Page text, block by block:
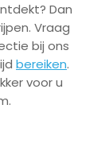
Dan
Vraag
bij ons
bereiken.
voor u
.